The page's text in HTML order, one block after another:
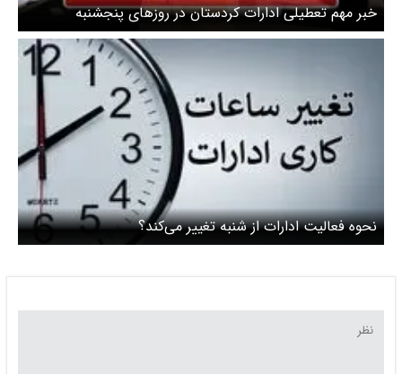
خبر مهم تعطیلی ادارات کردستان در روزهای پنجشنبه
نحوه فعالیت ادارات از شنبه تغییر می‌کند؟